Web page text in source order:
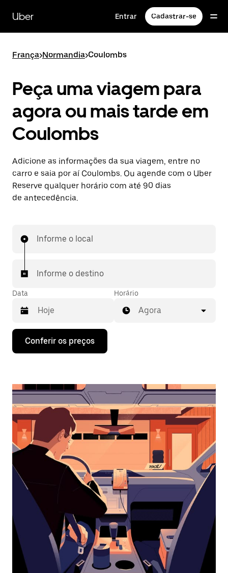
para
conteúdo
Uber Entrar Cadastrar-se
França>Normandia>Coulombs
Peça uma viagem para
agora ou mais tarde em
Coulombs
Adicione as informações da sua viagem, entre no
carro e saia por aí Coulombs. Ou agende com o Uber
Reserve qualquer horário com até 90 dias
de antecedência.
Informe o local
Informe o destino
Data
Pressione
seta
interagir
o
calendário
selecionar
uma
data.
Pressione
a
tecla
“ESC”
o
calendário.
Horário
Agora
Conferir os preços